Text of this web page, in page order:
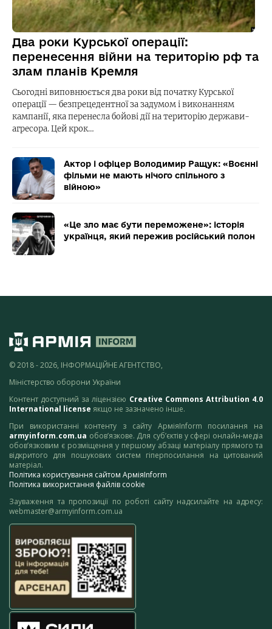
Два роки Курської операції:
перенесення війни на територію рф та
злам планів Кремля
Сьогодні виповнюється два роки від початку Курської
операції — безпрецедентної за задумом і виконанням
кампанії, яка перенесла бойові дії на територію держави-
агресора. Цей крок…
Актор і офіцер Володимир Ращук: «Воєнні
фільми не мають нічого спільного з
війною»
«Це зло має бути переможене»: історія
українця, який пережив російський полон
© 2018 - 2026, ІНФОРМАЦІЙНЕ АГЕНТСТВО,
Міністерство оборони України
Контент доступний за ліцензією Creative Commons Attribution 4.0
International license якщо не зазначено інше.
При використанні контенту з сайту АрміяInform посилання на
armyinform.com.ua обов’язкове. Для суб’єктів у сфері онлайн-медіа
обов’язковим є розміщення у першому абзаці матеріалу прямого та
відкритого для пошукових систем гіперпосилання на цитований
матеріал.
Політика користування сайтом АрміяInform
Політика використання файлів cookie
Зауваження та пропозиції по роботі сайту надсилайте на адресу:
webmaster@armyinform.com.ua